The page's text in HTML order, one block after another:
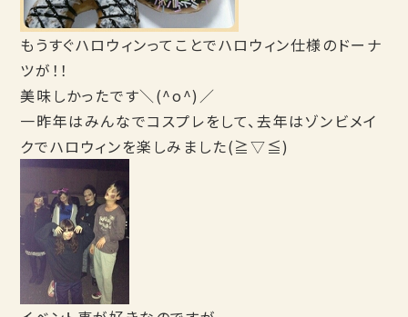
もうすぐハロウィンってことでハロウィン仕様のドーナ
ツが！！
美味しかったです＼(^o^)／
一昨年はみんなでコスプレをして、去年はゾンビメイ
クでハロウィンを楽しみました(≧▽≦)